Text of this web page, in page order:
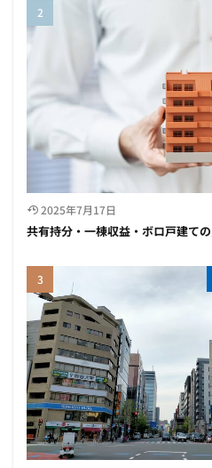
2025年7月17日
共有持分・一棟収益・ボロ戸建て